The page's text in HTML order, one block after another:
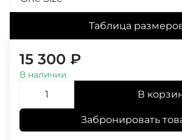
Таблица
15 300 ₽
В наличии
В
Забронировать